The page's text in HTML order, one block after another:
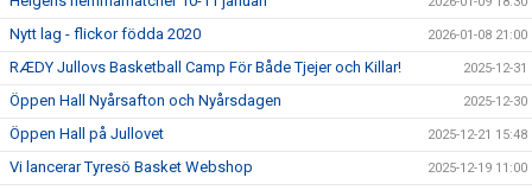
Nytt lag - flickor födda 2020 2026-01-08 21:00
RÆDY Jullovs Basketball Camp För Både Tjejer och Killar! 2025-12-31
Öppen Hall Nyårsafton och Nyårsdagen 2025-12-30
Öppen Hall på Jullovet 2025-12-21 15:48
Vi lancerar Tyresö Basket Webshop 2025-12-19 11:00